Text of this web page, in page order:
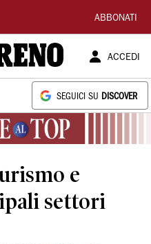
ABBONATI
ACCEDI
SEGUICI SU DISCOVER
e
settori